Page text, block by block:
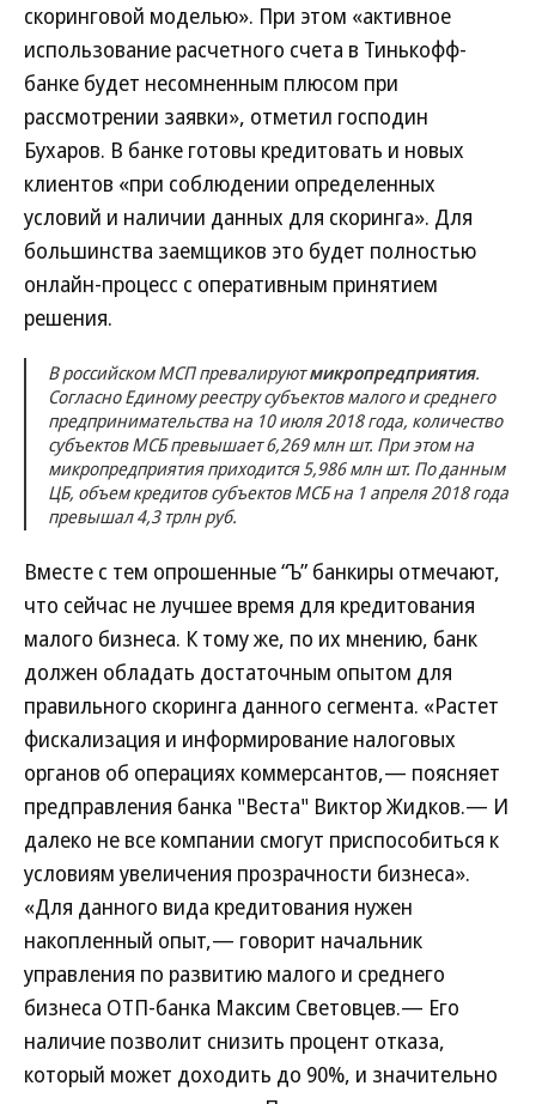
скоринговой моделью». При этом «активное
использование расчетного счета в Тинькофф-
банке будет несомненным плюсом при
рассмотрении заявки», отметил господин
Бухаров. В банке готовы кредитовать и новых
клиентов «при соблюдении определенных
условий и наличии данных для скоринга». Для
большинства заемщиков это будет полностью
онлайн-процесс с оперативным принятием
решения.
В российском МСП превалируютмикропредприятия.
Согласно Единому реестру субъектов малого и среднего
предпринимательства на 10 июля 2018 года, количество
субъектов МСБ превышает 6,269 млн шт. При этом на
микропредприятия приходится 5,986 млн шт. По данным
ЦБ, объем кредитов субъектов МСБ на 1 апреля 2018 года
превышал 4,3 трлн руб.
Вместе с тем опрошенные “Ъ” банкиры отмечают,
что сейчас не лучшее время для кредитования
малого бизнеса. К тому же, по их мнению, банк
должен обладать достаточным опытом для
правильного скоринга данного сегмента. «Растет
фискализация и информирование налоговых
органов об операциях коммерсантов,— поясняет
предправления банка "Веста" Виктор Жидков.— И
далеко не все компании смогут приспособиться к
условиям увеличения прозрачности бизнеса».
«Для данного вида кредитования нужен
накопленный опыт,— говорит начальник
управления по развитию малого и среднего
бизнеса ОТП-банка Максим Световцев.— Его
наличие позволит снизить процент отказа,
который может доходить до 90%, и значительно